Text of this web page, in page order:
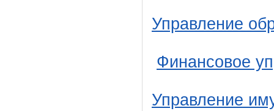
Управление
Финансовое
Управление